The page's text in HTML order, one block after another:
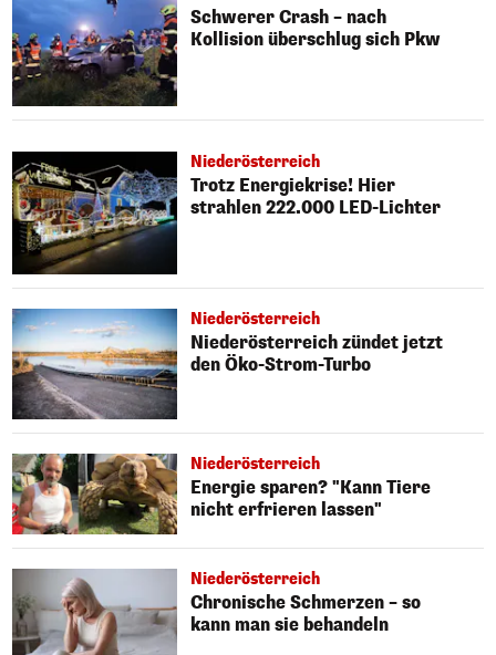
Schwerer Crash – nach
Kollision überschlug sich Pkw
Niederösterreich
Trotz Energiekrise! Hier
strahlen 222.000 LED-Lichter
Niederösterreich
Niederösterreich zündet jetzt
den Öko-Strom-Turbo
Niederösterreich
Energie sparen? "Kann Tiere
nicht erfrieren lassen"
Niederösterreich
Chronische Schmerzen – so
kann man sie behandeln